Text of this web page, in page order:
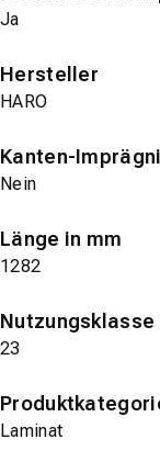
Ja
Hersteller
HARO
Kanten-
Nein
Länge in mm
1282
Nutzungsklasse
23
Laminat